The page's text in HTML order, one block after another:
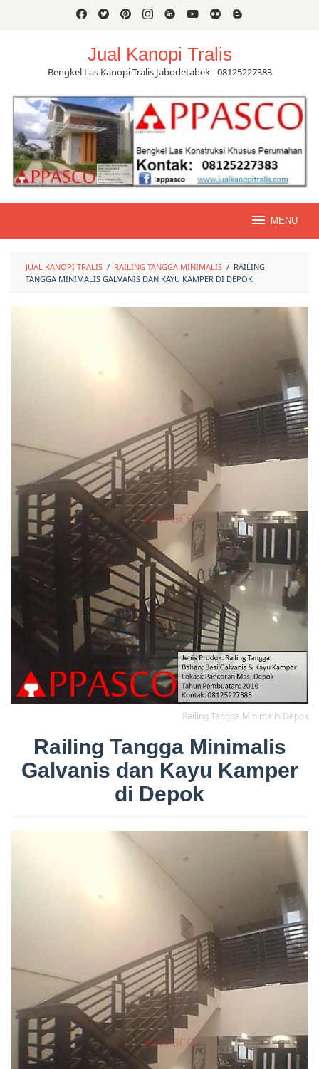
Jual Kanopi Tralis
Bengkel Las Kanopi Tralis Jabodetabek - 08125227383
MENU
JUAL KANOPI TRALIS / RAILING TANGGA MINIMALIS / RAILING
TANGGA MINIMALIS GALVANIS DAN KAYU KAMPER DI DEPOK
Railing Tangga Minimalis Depok
Railing Tangga Minimalis
Galvanis dan Kayu Kamper
di Depok